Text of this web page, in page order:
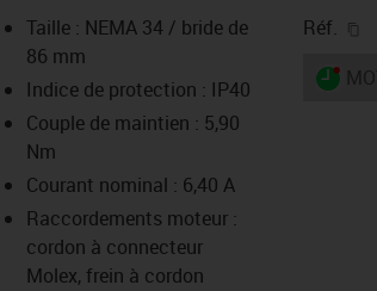
icon-lupe
icon-lupe
icon-lupe
icon-lupe
icon-lupe
icon-arrow-right
Taille : NEMA 34 / bride de
86 mm
Indice de protection : IP40
Couple de maintien : 5,90
Nm
Courant nominal : 6,40 A
Raccordements moteur :
cordon à connecteur
Molex, frein à cordon
Réf.